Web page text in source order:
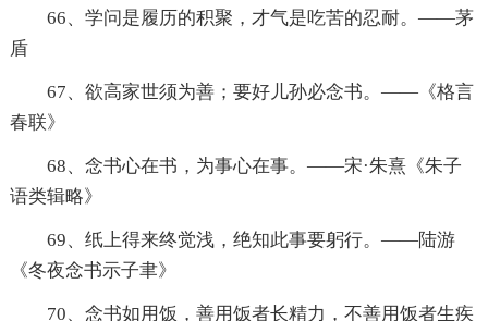
66、学问是履历的积聚，才气是吃苦的忍耐。——茅
盾
67、欲高家世须为善；要好儿孙必念书。——《格言
春联》
68、念书心在书，为事心在事。——宋·朱熹《朱子
语类辑略》
69、纸上得来终觉浅，绝知此事要躬行。——陆游
《冬夜念书示子聿》
70、念书如用饭，善用饭者长精力，不善用饭者生疾